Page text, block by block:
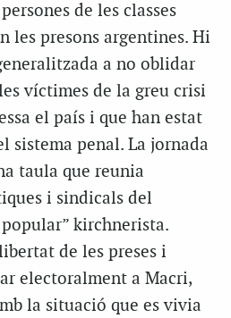
de les classes
les presons argentines. Hi
a no oblidar
víctimes de la greu crisi
el país i que han estat
sistema penal. La jornada
taula que reunia
i sindicals del
kirchnerista.
de les preses i
electoralment a Macri,
la situació que es vivia